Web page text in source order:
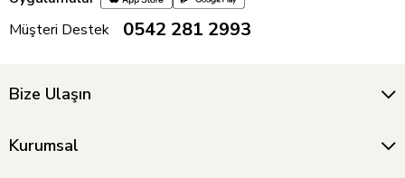
Müşteri Destek
0542 281 2993
Bize Ulaşın
Kurumsal